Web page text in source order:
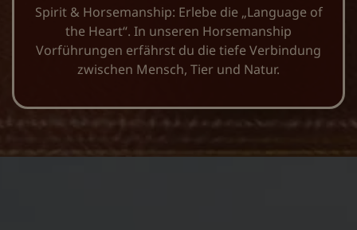
Spirit & Horsemanship: Erlebe die „Language of
the Heart“. In unseren Horsemanship
Vorführungen erfährst du die tiefe Verbindung
zwischen Mensch, Tier und Natur.